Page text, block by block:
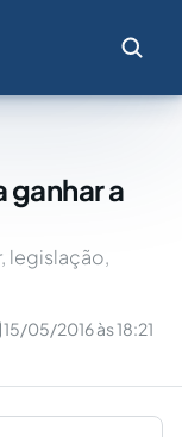
ganhar a
legislação,
15/05/2016 às 18:21